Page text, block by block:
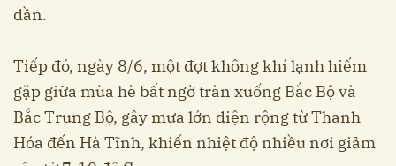
dần.
Tiếp đó, ngày 8/6, một đợt không khí lạnh hiếm
gặp giữa mùa hè bất ngờ tràn xuống Bắc Bộ và
Bắc Trung Bộ, gây mưa lớn diện rộng từ Thanh
Hóa đến Hà Tĩnh, khiến nhiệt độ nhiều nơi giảm